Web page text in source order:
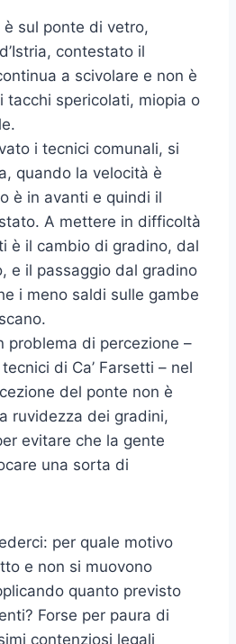
sul ponte di vetro,
contestato il
a scivolare e non è
tacchi spericolati, miopia o
i tecnici comunali, si
quando la velocità è
è in avanti e quindi il
A mettere in difficoltà
è il cambio di gradino, dal
e il passaggio dal gradino
i meno saldi sulle gambe
problema di percezione –
di Ca’ Farsetti – nel
del ponte non è
ruvidezza dei gradini,
evitare che la gente
una sorta di
per quale motivo
e non si muovono
quanto previsto
Forse per paura di
contenziosi legali